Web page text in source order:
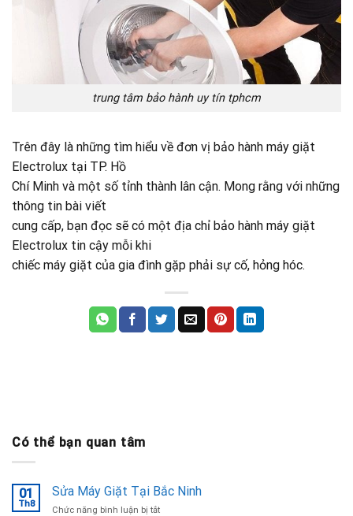
trung tâm bảo hành uy tín tphcm
Trên đây là những tìm hiểu về đơn vị bảo hành máy giặt
Electrolux tại TP. Hồ
Chí Minh và một số tỉnh thành lân cận. Mong rằng với những
thông tin bài viết
cung cấp, bạn đọc sẽ có một địa chỉ bảo hành máy giặt
Electrolux tin cậy mỗi khi
chiếc máy giặt của gia đình gặp phải sự cố, hỏng hóc.
Có thể bạn quan tâm
01
Th8
Sửa Máy Giặt Tại Bắc Ninh
Chức năng bình luận bị tắtở